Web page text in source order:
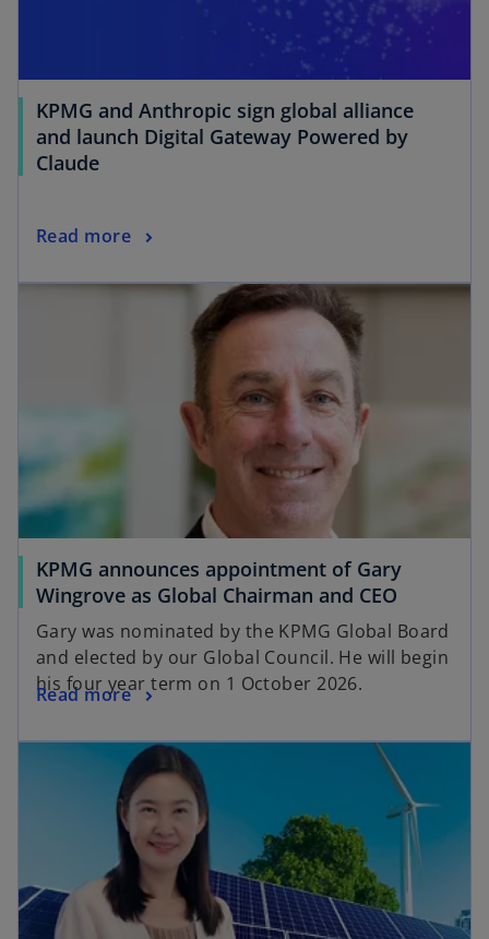
KPMG and Anthropic sign global alliance
and launch Digital Gateway Powered by
Claude
Read more
KPMG announces appointment of Gary
Wingrove as Global Chairman and CEO
Gary was nominated by the KPMG Global Board
and elected by our Global Council. He will begin
his four year term on 1 October 2026.
Read more